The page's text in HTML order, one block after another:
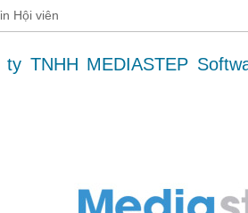
Hội viên
TNHH MEDIASTEP